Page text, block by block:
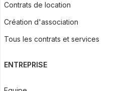
Contrats de location
Création d'association
Tous les contrats et services
ENTREPRISE